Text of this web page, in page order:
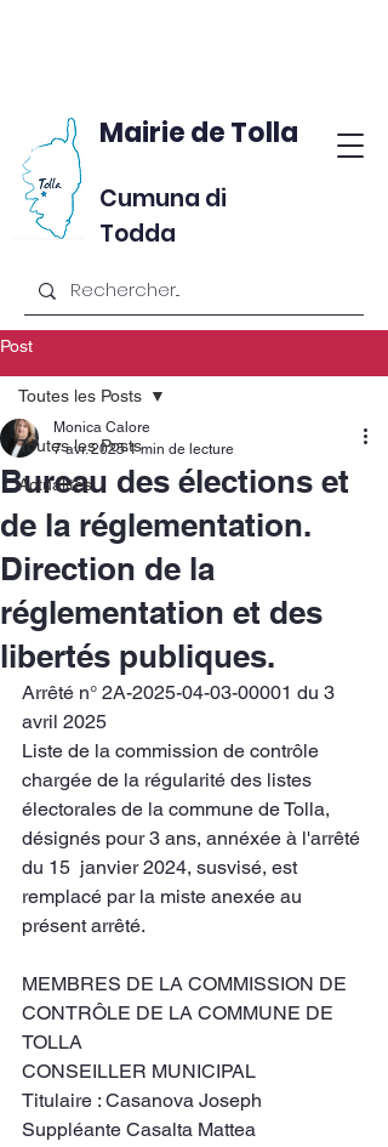
Mairie de Tolla
Cumuna di
Todda
Post
Toutes les Posts
Actualités
Toutes les Posts
Bureau des élections et
de la réglementation.
Direction de la
réglementation et des
libertés publiques.
Monica Calore
7 avr. 2025 1 min de lecture
Arrêté n° 2A-2025-04-03-00001 du 3
avril 2025
Liste de la commission de contrôle
chargée de la régularité des listes
électorales de la commune de Tolla,
désignés pour 3 ans, annéxée à l'arrêté
du 15  janvier 2024, susvisé, est
remplacé par la miste anexée au
présent arrêté.
MEMBRES DE LA COMMISSION DE
CONTRÔLE DE LA COMMUNE DE
TOLLA
CONSEILLER MUNICIPAL
Titulaire : Casanova Joseph
Suppléante Casalta Mattea